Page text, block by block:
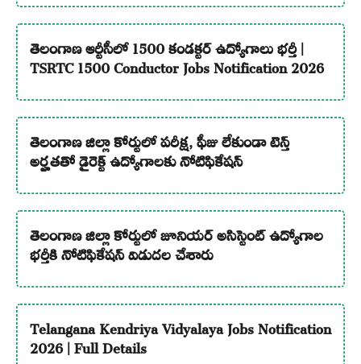
తెలంగాణ ఆర్టీసీలో 1500 కండక్టర్ ఉద్యోగాలు భర్తీ |
TSRTC 1500 Conductor Jobs Notification 2026
తెలంగాణ జిల్లా కోర్టులో పరీక్ష, ఫీజు లేకుండా టెన్త్
అర్హతతో డైరెక్ట్ ఉద్యోగాలకు నోటిఫికేషన్
తెలంగాణ జిల్లా కోర్టులో జూనియర్ అసిస్టెంట్ ఉద్యోగాల
భర్తీకి నోటిఫికేషన్ విడుదల చేశారు
Telangana Kendriya Vidyalaya Jobs Notification
2026 | Full Details